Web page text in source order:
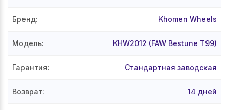
Бренд: Khomen Wheels
Модель: KHW2012 (FAW Bestune T99)
Гарантия: Стандартная заводская
Возврат: 14 дней